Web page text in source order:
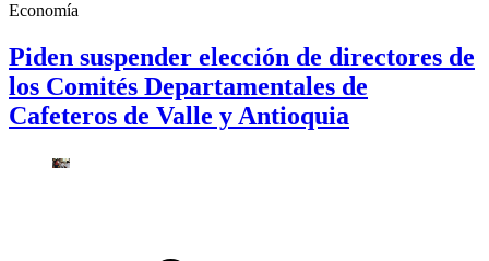
Economía
Piden suspender elección de directores de
los Comités Departamentales de
Cafeteros de Valle y Antioquia